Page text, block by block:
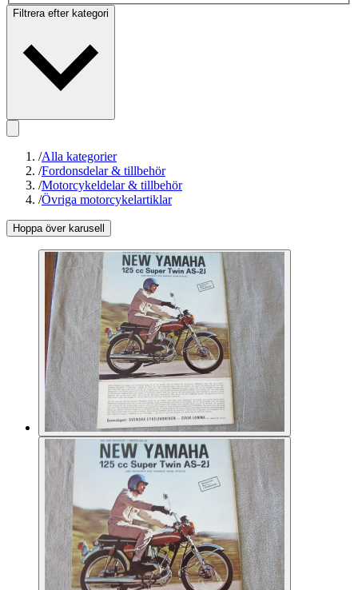
Filtrera efter kategori
/Alla kategorier
/Fordonsdelar & tillbehör
/Motorcykeldelar & tillbehör
/Övriga motorcykelartiklar
Hoppa över karusell